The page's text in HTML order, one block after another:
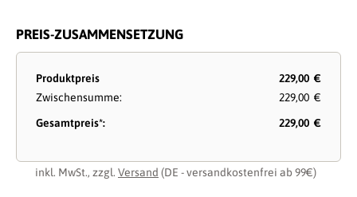
PREIS-ZUSAMMENSETZUNG
Produktpreis
229,00 €
Zwischensumme:
229,00 €
Gesamtpreis*:
229,00 €
inkl. MwSt., zzgl. Versand (DE - versandkostenfrei ab 99€)